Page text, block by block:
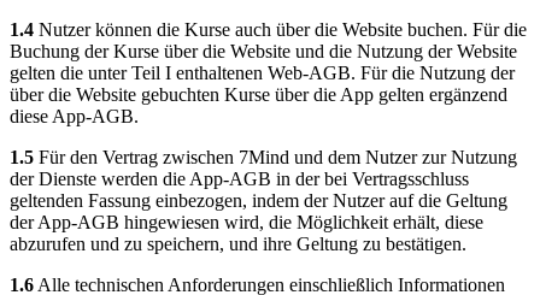
1.4 Nutzer können die Kurse auch über die Website buchen. Für die
Buchung der Kurse über die Website und die Nutzung der Website
gelten die unter Teil I enthaltenen Web-AGB. Für die Nutzung der
über die Website gebuchten Kurse über die App gelten ergänzend
diese App-AGB.
1.5 Für den Vertrag zwischen 7Mind und dem Nutzer zur Nutzung
der Dienste werden die App-AGB in der bei Vertragsschluss
geltenden Fassung einbezogen, indem der Nutzer auf die Geltung
der App-AGB hingewiesen wird, die Möglichkeit erhält, diese
abzurufen und zu speichern, und ihre Geltung zu bestätigen.
1.6Alle technischen Anforderungen einschließlich Informationen